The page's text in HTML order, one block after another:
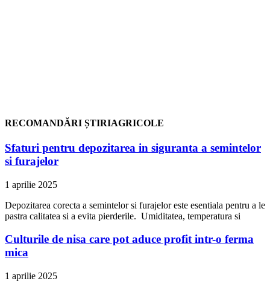
RECOMANDĂRI ȘTIRIAGRICOLE
Sfaturi pentru depozitarea in siguranta a semintelor
si furajelor
1 aprilie 2025
Depozitarea corecta a semintelor si furajelor este esentiala pentru a le
pastra calitatea si a evita pierderile. Umiditatea, temperatura si
Culturile de nisa care pot aduce profit intr-o ferma
mica
1 aprilie 2025